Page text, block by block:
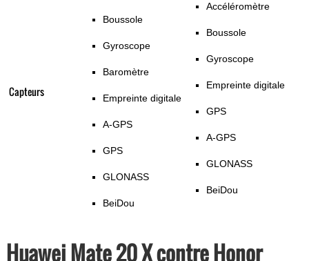
Capteurs
Boussole
Gyroscope
Baromètre
Empreinte digitale
A-GPS
GPS
GLONASS
BeiDou
Accéléromètre
Boussole
Gyroscope
Empreinte digitale
GPS
A-GPS
GLONASS
BeiDou
Huawei Mate 20 X contre Honor